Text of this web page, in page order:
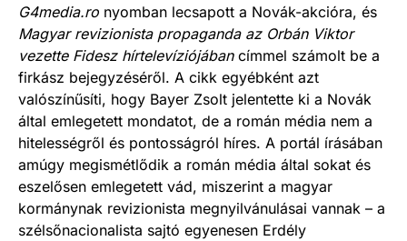
G4media.ro nyomban lecsapott a Novák-akcióra, és
Magyar revizionista propaganda az Orbán Viktor
vezette Fidesz hírtelevíziójábancímmel számolt be a
firkász bejegyzéséről. A cikk egyébként azt
valószínűsíti, hogy Bayer Zsolt jelentette ki a Novák
által emlegetett mondatot, de a román média nem a
hitelességről és pontosságról híres. A portál írásában
amúgy megismétlődik a román média által sokat és
eszelősen emlegetett vád, miszerint a magyar
kormánynak revizionista megnyilvánulásai vannak – a
szélsőnacionalista sajtó egyenesen Erdély